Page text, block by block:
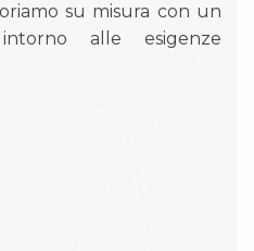
su misura con un
alle esigenze